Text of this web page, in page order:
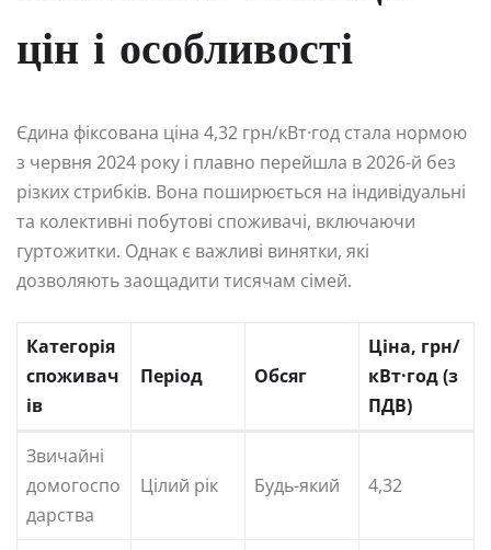
цін і особливості
Єдина фіксована ціна 4,32 грн/кВт·год стала нормою
з червня 2024 року і плавно перейшла в 2026-й без
різких стрибків. Вона поширюється на індивідуальні
та колективні побутові споживачі, включаючи
гуртожитки. Однак є важливі винятки, які
дозволяють заощадити тисячам сімей.
Категорія
споживач
ів
Період Обсяг
Ціна, грн/
кВт·год (з
ПДВ)
Звичайні
домогоспо
дарства
Цілий рік Будь-який 4,32